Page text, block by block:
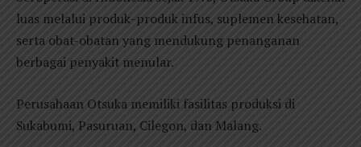
luas melalui produk-produk infus, suplemen kesehatan,
serta obat-obatan yang mendukung penanganan
berbagai penyakit menular.
Perusahaan Otsuka memiliki fasilitas produksi di
Sukabumi, Pasuruan, Cilegon, dan Malang.